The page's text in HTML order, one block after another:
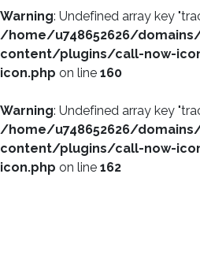
Warning: Undefined array key
/home/u748652626/
content/plugins/call-now-
icon.php on line 160
Warning: Undefined array key
/home/u748652626/
content/plugins/call-now-
icon.php on line 162